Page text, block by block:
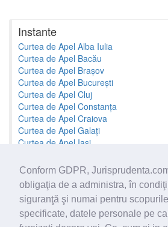
Conform GDPR,
obligaţia de a administra, în
siguranţă şi numai pentru scopurile
specificate, datele personale pe
Instante
Curtea de Apel Alba Iulia
Curtea de Apel Bacău
Curtea de Apel Brașov
Curtea de Apel București
Curtea de Apel Cluj
Curtea de Apel Constanța
Curtea de Apel Craiova
Curtea de Apel Galați
Curtea de Apel Iași
Toate instantele